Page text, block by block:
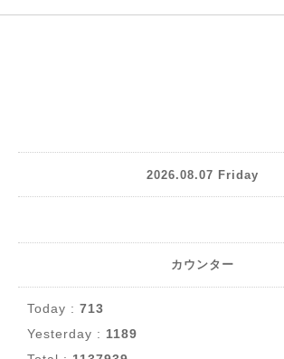
2026.08.07 Friday
カウンター
Today : 713
Yesterday : 1189